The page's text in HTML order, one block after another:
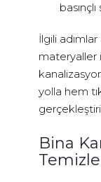
İlgili adımlar
materyaller
yolla hem
Bina